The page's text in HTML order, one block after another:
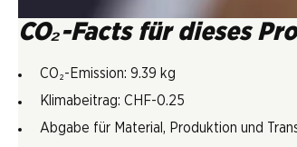
CO₂-Facts für dieses
CO₂-Emission: 9.39 kg
Klimabeitrag: CHF-0.25
Abgabe für Material, Produktion und